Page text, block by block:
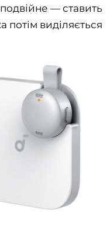
— ставить
потім виділяється